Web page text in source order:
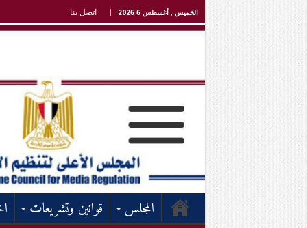
الخميس , أغسطس 6 2026 اتصل بنا
المجلس قوانين وتشريعات